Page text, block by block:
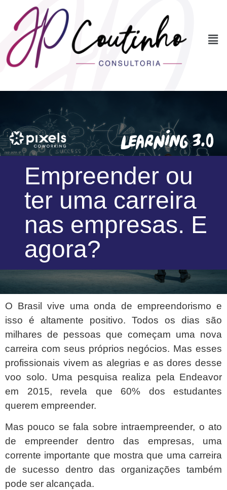
Empreender ou
ter uma carreira
nas empresas. E
agora?
O Brasil vive uma onda de empreendorismo e
isso é altamente positivo. Todos os dias são
milhares de pessoas que começam uma nova
carreira com seus próprios negócios. Mas esses
profissionais vivem as alegrias e as dores desse
voo solo. Uma pesquisa realiza pela Endeavor
em 2015, revela que 60% dos estudantes
querem empreender.
Mas pouco se fala sobre intraempreender, o ato
de empreender dentro das empresas, uma
corrente importante que mostra que uma carreira
de sucesso dentro das organizações também
pode ser alcançada.